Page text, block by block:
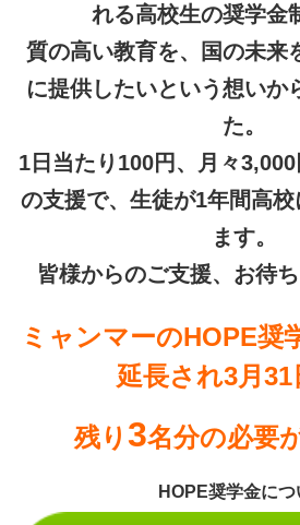
れる高校生の奨学金
質の高い教育を、国の未来
に提供したいという想いか
た。
1日当たり100円、月々
の支援で、生徒が1年間高
ます。
皆様からのご支援、お待ち
ミャンマーのHOPE奨
延長され3月31
残り 3名分の必要
HOPE奨学金につ